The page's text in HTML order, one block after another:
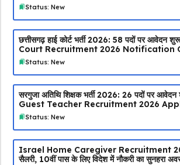
Status: New
छत्तीसगढ़ हाई कोर्ट भर्ती 2026: 58 पदों पर आवेदन
Court Recruitment 2026 Notification
Status: New
सरगुजा अतिथि शिक्षक भर्ती 2026: 26 पदों पर
Guest Teacher Recruitment 2026
Status: New
Israel Home Caregiver Recruitment
सैलरी, 10वीं पास के लिए विदेश में नौकरी का सुनहरा